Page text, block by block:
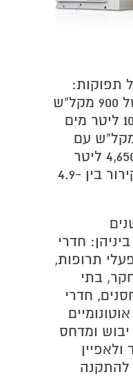
תפוקות:
החל מספיקת אוויר של 900 מקל"ש
עם כושר סילוק של 100 ליטר מים
ועד ל 35,000 מקל"ש עם
כושר סילוק מים של 4,650 ליטר
מים ביממה. תפוקת קירור בין 4.9-
חדרי
תרופות,
בתי
חדרי
קירור, ועוד. סדרה ID אוטונומיים
יבוש ומדחס
ולאפיין
להתקנה